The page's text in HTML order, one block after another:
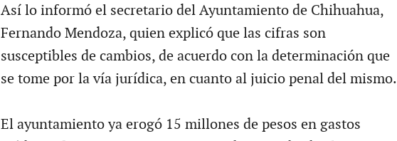
Así lo informó el secretario del Ayuntamiento de Chihuahua,
Fernando Mendoza, quien explicó que las cifras son
susceptibles de cambios, de acuerdo con la determinación que
se tome por la vía jurídica, en cuanto al juicio penal del mismo.
El ayuntamiento ya erogó 15 millones de pesos en gastos